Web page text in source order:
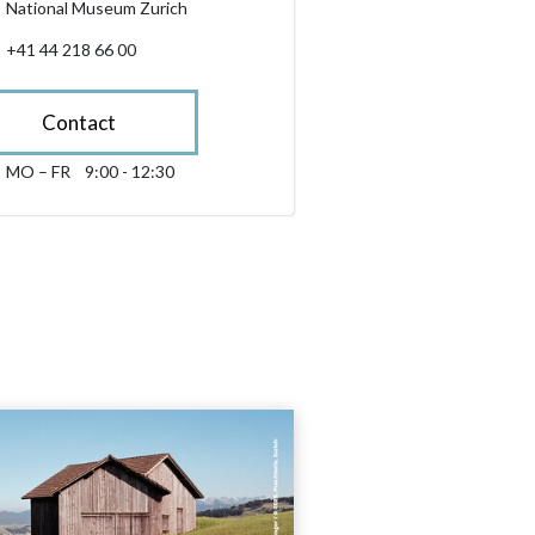
National Museum Zurich
+41 44 218 66 00
Contact
only.opening_hours
Monday till Friday 09:00 - 12:30
MO – FR 9:00 - 12:30